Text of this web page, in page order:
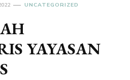
UNCATEGORIZED
YAYASAN